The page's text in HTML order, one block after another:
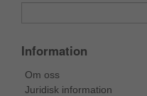
Information
Om oss
Juridisk information